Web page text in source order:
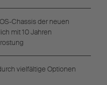
Chassis der neuen
mit 10 Jahren
vielfältige Optionen